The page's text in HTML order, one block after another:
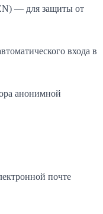
— для защиты от
входа в
анонимной
почте